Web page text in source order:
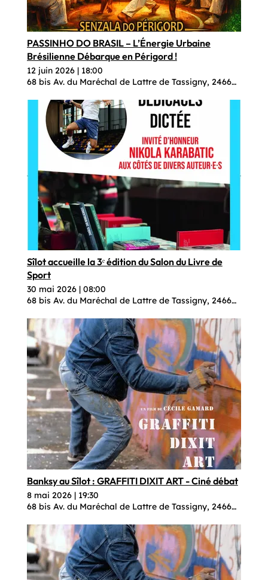
PASSINHO DO BRASIL – L’Énergie Urbaine
Brésilienne Débarque en Périgord !
12 juin 2026| 18:00
68 bis Av. du Maréchal de Lattre de Tassigny, 24660
Sîlot accueille la 3ᵉ édition du Salon du Livre de
Sport
30 mai 2026| 08:00
68 bis Av. du Maréchal de Lattre de Tassigny, 24660
Banksy au Sîlot : GRAFFITI DIXIT ART - Ciné débat
8 mai 2026| 19:30
68 bis Av. du Maréchal de Lattre de Tassigny, 24660